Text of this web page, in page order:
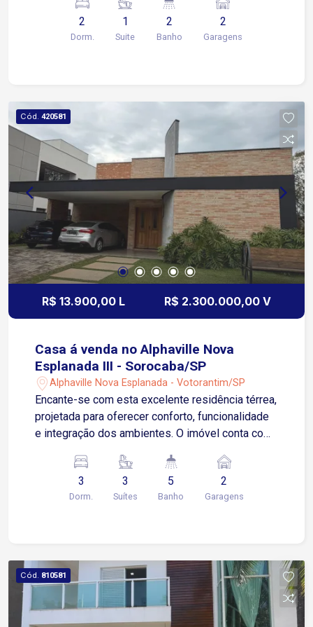
ideal podendo ser área gourmet, sala de jogos ou
até o terceiro quarto. 2 vagas de garagem
descobertas
2
Dorm.
1
Suite
2
Banho
2
Garagens
Cód. 420581
R$ 13.900,00 L R$ 2.300.000,00 V
Casa á venda no Alphaville Nova
Esplanada III - Sorocaba/SP
Alphaville Nova Esplanada - Votorantim/SP
Encante-se com esta excelente residência térrea,
projetada para oferecer conforto, funcionalidade
e integração dos ambientes. O imóvel conta com
com banheira, proporcionando privacidade e
comodidade para toda a família. A sala de estar
integrada à cozinha e espaço gourmet,criando um
para home office e despensa, garantindo melhor
organização e armazenamento. Piscina aquecida,
para momentos de lazer e confraternização que
permite aproveitar os dias de descanso em
3
Dorm.
3
Suítes
5
Banho
2
Garagens
Cód. 810581